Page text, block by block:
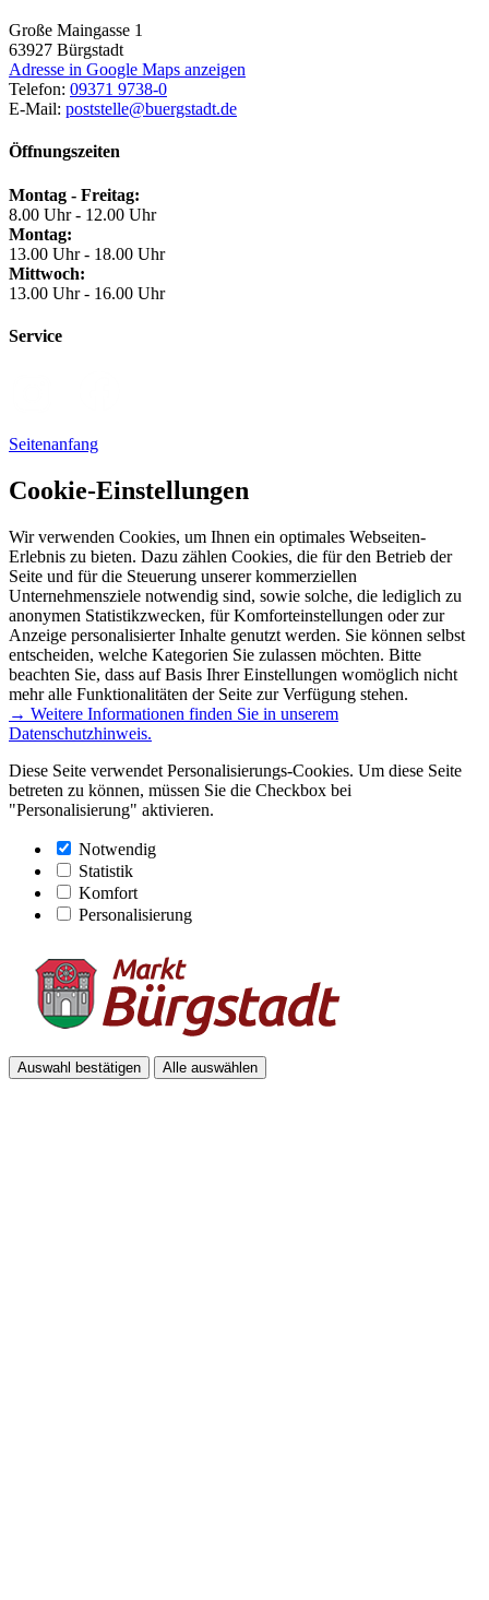
Große Maingasse 1
63927 Bürgstadt
Adresse in Google Maps anzeigen
Telefon: 09371 9738-0
E-Mail: poststelle@buergstadt.de
Öffnungszeiten
Montag - Freitag:
8.00 Uhr - 12.00 Uhr
Montag:
13.00 Uhr - 18.00 Uhr
Mittwoch:
13.00 Uhr - 16.00 Uhr
Service
Seitenanfang
Cookie-Einstellungen
Wir verwenden Cookies, um Ihnen ein optimales Webseiten-
Erlebnis zu bieten. Dazu zählen Cookies, die für den Betrieb der
Seite und für die Steuerung unserer kommerziellen
Unternehmensziele notwendig sind, sowie solche, die lediglich zu
anonymen Statistikzwecken, für Komforteinstellungen oder zur
Anzeige personalisierter Inhalte genutzt werden. Sie können selbst
entscheiden, welche Kategorien Sie zulassen möchten. Bitte
beachten Sie, dass auf Basis Ihrer Einstellungen womöglich nicht
mehr alle Funktionalitäten der Seite zur Verfügung stehen.
→ Weitere Informationen finden Sie in unserem
Datenschutzhinweis.
Diese Seite verwendet Personalisierungs-Cookies. Um diese Seite
betreten zu können, müssen Sie die Checkbox bei
"Personalisierung" aktivieren.
Notwendig
Statistik
Komfort
Personalisierung
Auswahl bestätigen Alle auswählen